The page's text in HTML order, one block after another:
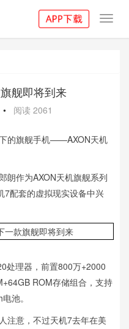
舰即将到来
• 阅读 2061
的旗舰手机——AXON天机
朗作为AXON天机旗舰系列
7配套的虚拟现实设备中兴
处理器，前置800万+2000
ROM存储组合，支持
池。
注意，不过天机7去年在美